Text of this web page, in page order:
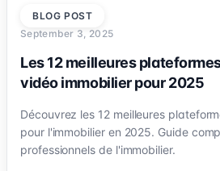
BLOG POST
September 3, 2025
Les 12 meilleures
vidéo immobilier pour 2025
Découvrez les 12 meilleures
pour l'immobilier en 2025. Guide
professionnels de l'immobilier.